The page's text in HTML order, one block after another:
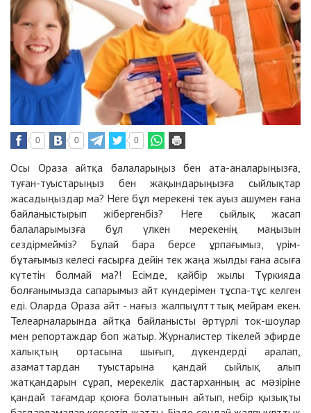
0 0 0
Осы Ораза айтқа балаларыңыз бен ата-аналарыңызға,
туған-туыстарыңыз бен жақындарыңызға сыйлықтар
жасадыңыздар ма? Неге бұл мерекені тек ауыз ашумен ғана
байланыстырып жібергенбіз? Неге сыйлық жасап
балаларымызға бұл үлкен мерекенің маңызын
сездірмейміз? Бұлай бара берсе ұрпағымыз, үрім-
бұтағымыз келесі ғасырға дейін тек жаңа жылды ғана асыға
күтетін болмай ма?! Есімде, қайбір жылы Түркияда
болғанымызда сапарымыз айт күндерімен тұспа-тұс келген
еді. Оларда Ораза айт - нағыз жалпыұлтттық мейрам екен.
Телеарналарында айтқа байланысты əртүрлі ток-шоулар
мен репортаждар боп жатыр. Журналистер тікелей эфирде
халықтың ортасына шығып, дүкендерді аралап,
азаматтардан туыстарына қандай сыйлық алып
жатқандарын сұрап, мерекелік дастарханның ас мəзіріне
қандай тағамдар қоюға болатынын айтып, небір қызықты